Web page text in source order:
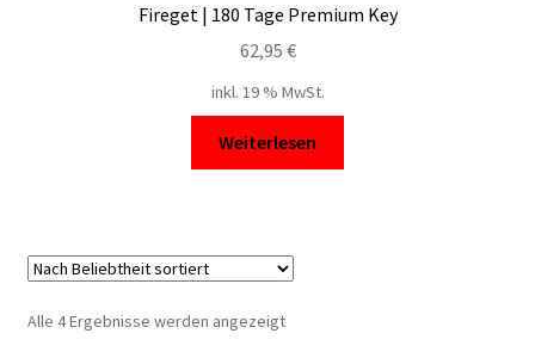
Fireget | 180 Tage Premium Key
62,95 €
inkl. 19 % MwSt.
Weiterlesen
Alle 4 Ergebnisse werden angezeigtNach